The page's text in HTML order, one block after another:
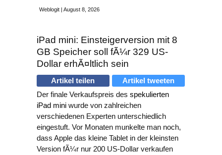
Weblogit | August 8, 2026
iPad mini: Einsteigerversion mit 8
GB Speicher soll fÃ¼r 329 US-
Dollar erhÃ¤ltlich sein
Artikel teilen
Artikel tweeten
Der finale Verkaufspreis des spekulierten
iPad mini wurde von zahlreichen
verschiedenen Experten unterschiedlich
eingestuft. Vor Monaten munkelte man noch,
dass Apple das kleine Tablet in der kleinsten
Version fÃ¼r nur 200 US-Dollar verkaufen